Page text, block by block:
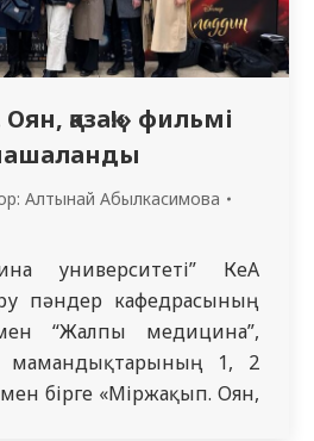
қазақ!» фильмі
Алтынай Абылкасимова
университеті” КеАҚ
пәндер кафедрасының
“Жалпы медицина”,
мамандықтарының 1, 2
бірге «Міржақып. Оян,